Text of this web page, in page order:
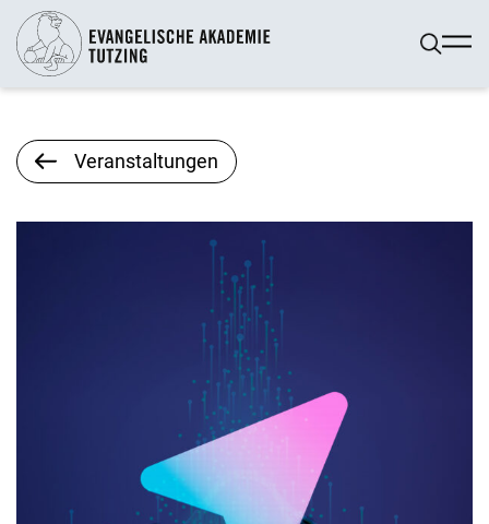
Veranstaltungen